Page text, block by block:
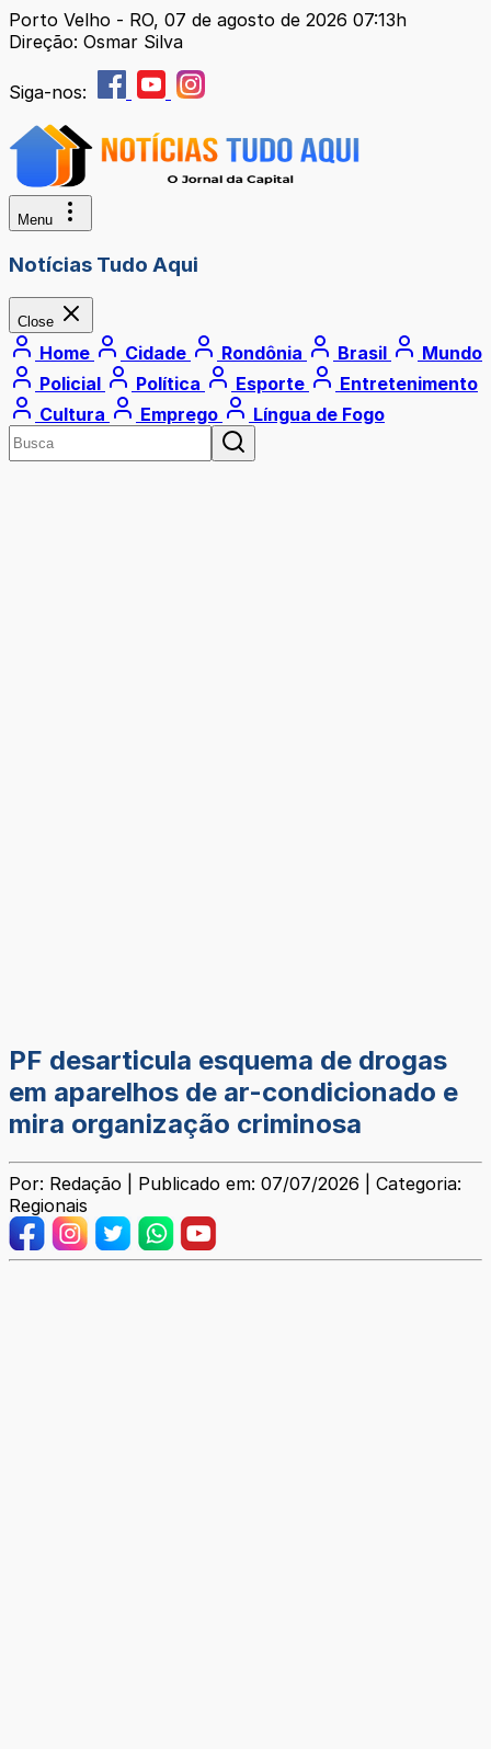
Porto Velho - RO, 07 de agosto de 2026 07:13h
Direção: Osmar Silva
Siga-nos:
Menu
Notícias Tudo Aqui
Close
Home Cidade Rondônia Brasil
Mundo
Policial
Política Esporte
Entretenimento
Cultura
Emprego Língua de Fogo
PF desarticula esquema de drogas
em aparelhos de ar-condicionado e
mira organização criminosa
Por: Redação | Publicado em: 07/07/2026 | Categoria:
Regionais